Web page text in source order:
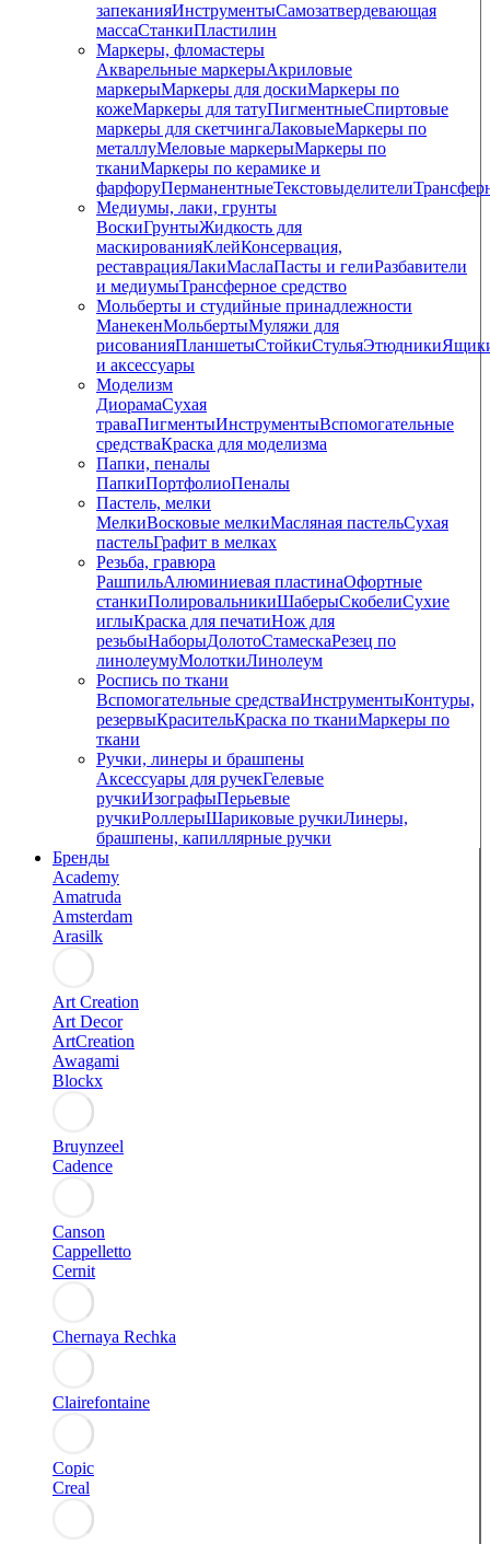
запеканияИнструментыСамозатвердевающая
массаСтанкиПластилин
Маркеры, фломастеры
Акварельные маркерыАкриловые
маркерыМаркеры для доскиМаркеры по
кожеМаркеры для татуПигментныеCпиртовые
маркеры для скетчингаЛаковыеМаркеры по
металлуМеловые маркерыМаркеры по
тканиМаркеры по керамике и
фарфоруПерманентныеТекстовыделители
Медиумы, лаки, грунты
ВоскиГрунтыЖидкость для
маскированияКлейКонсервация,
реставрацияЛакиМаслаПасты и гелиРазбавители
и медиумыТрансферное средство
Мольберты и студийные принадлежности
МанекенМольбертыМуляжи для
рисованияПланшетыСтойкиСтульяЭтюдники
и аксессуары
Моделизм
ДиорамаСухая
траваПигментыИнструментыВспомогательные
средстваКраска для моделизма
Папки, пеналы
ПапкиПортфолиоПеналы
Пастель, мелки
МелкиВосковые мелкиМасляная пастельСухая
пастельГрафит в мелках
Резьба, гравюра
РашпильАлюминиевая пластинаОфортные
станкиПолировальникиШаберыСкобелиСухие
иглыКраска для печатиНож для
резьбыНаборыДолотоСтамескаРезец по
линолеумуМолоткиЛинолеум
Роспись по ткани
Вспомогательные средстваИнструментыКонтуры,
резервыКрасительКраска по тканиМаркеры по
ткани
Ручки, линеры и брашпены
Аксессуары для ручекГелевые
ручкиИзографыПерьевые
ручкиРоллерыШариковые ручкиЛинеры,
брашпены, капиллярные ручки
Бренды
Academy
Amatruda
Amsterdam
Arasilk
Art Creation
Art Decor
ArtCreation
Awagami
Blockx
Bruynzeel
Cadence
Canson
Cappelletto
Cernit
Chernaya Rechka
Clairefontaine
Copic
Creal